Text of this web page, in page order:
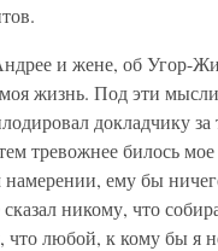
и жене, об Угор-
жизнь. Под эти
докладчику
тревожнее билось
ему бы
никому, что
что любой, к кому бы я